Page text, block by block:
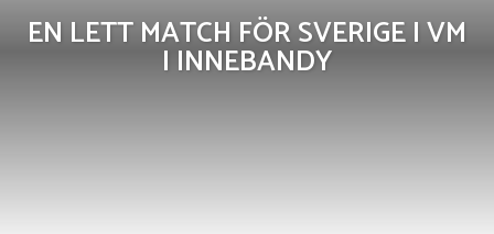
EN LETT MATCH FÖR SVERIGE I VM
I INNEBANDY